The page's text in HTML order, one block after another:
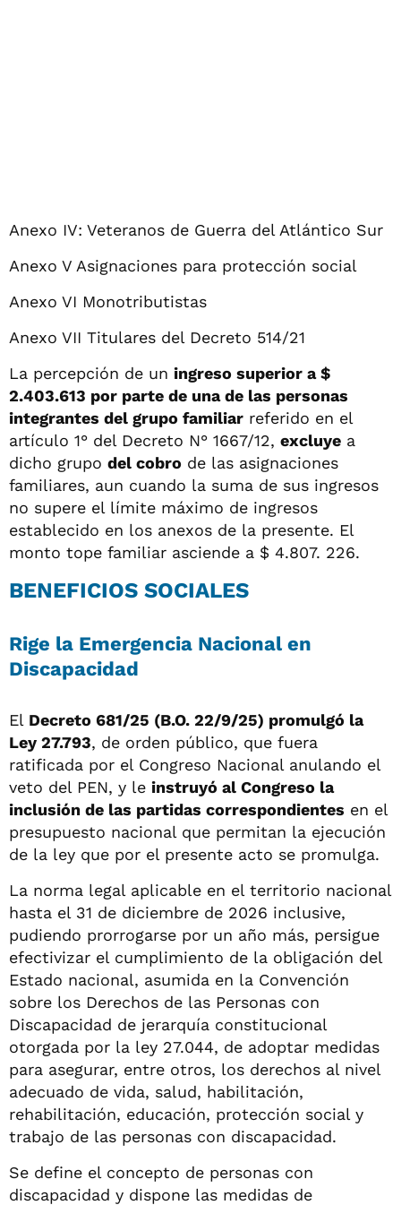
Anexo IV: Veteranos de Guerra del Atlántico Sur
Anexo V Asignaciones para protección social
Anexo VI Monotributistas
Anexo VII Titulares del Decreto 514/21
La percepción de un ingreso superior a $
2.403.613 por parte de una de las personas
integrantes del grupo familiar referido en el
artículo 1° del Decreto N° 1667/12, excluye a
dicho grupo del cobro de las asignaciones
familiares, aun cuando la suma de sus ingresos
no supere el límite máximo de ingresos
establecido en los anexos de la presente. El
monto tope familiar asciende a $ 4.807. 226.
BENEFICIOS SOCIALES
Rige la Emergencia Nacional en
Discapacidad
El Decreto 681/25 (B.O. 22/9/25) promulgó la
Ley 27.793, de orden público, que fuera
ratificada por el Congreso Nacional anulando el
veto del PEN, y le instruyó al Congreso la
inclusión de las partidas correspondientes en el
presupuesto nacional que permitan la ejecución
de la ley que por el presente acto se promulga.
La norma legal aplicable en el territorio nacional
hasta el 31 de diciembre de 2026 inclusive,
pudiendo prorrogarse por un año más, persigue
efectivizar el cumplimiento de la obligación del
Estado nacional, asumida en la Convención
sobre los Derechos de las Personas con
Discapacidad de jerarquía constitucional
otorgada por la ley 27.044, de adoptar medidas
para asegurar, entre otros, los derechos al nivel
adecuado de vida, salud, habilitación,
rehabilitación, educación, protección social y
trabajo de las personas con discapacidad.
Se define el concepto de personas con
discapacidad y dispone las medidas de